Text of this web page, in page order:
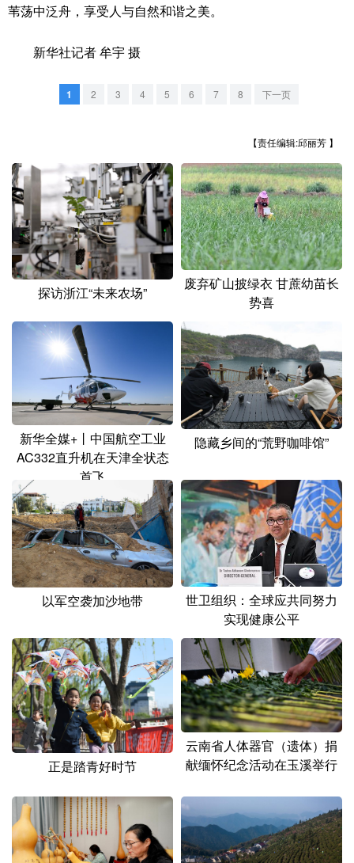
地方频道
北京 天津
吉林 上海
广东 广西 海南 重庆
四川 贵州 云南 西藏
陕西 甘肃 青海 宁夏
新疆 内蒙古 黑龙江
多语种频道
English Español Français عربى
日本語 한국어
Deutsch Português
苇荡中泛舟，享受人与自然和谐之美。
新华社记者 牟宇 摄
1 2 3 4 5 6 7 8 下一页
【责任编辑:邱丽芳 】
探访浙江“未来农场”
废弃矿山披绿衣 甘蔗幼苗长
势喜
新华全媒+丨中国航空工业
AC332直升机在天津全状态
首飞
隐藏乡间的“荒野咖啡馆”
以军空袭加沙地带
世卫组织：全球应共同努力
实现健康公平
正是踏青好时节
云南省人体器官（遗体）捐
献缅怀纪念活动在玉溪举行